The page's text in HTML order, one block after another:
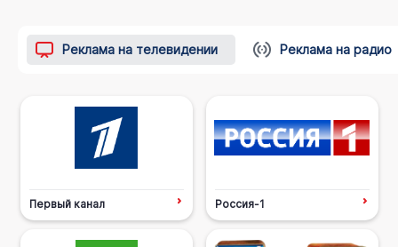
Реклама на телевидении Реклама на радио
Первый канал Россия-1